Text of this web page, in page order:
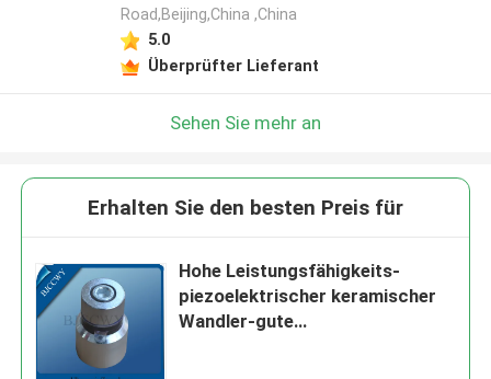
Road,Beijing,China ,China
5.0
Überprüfter Lieferant
Sehen Sie mehr an
Erhalten Sie den besten Preis für
Hohe Leistungsfähigkeits-
piezoelektrischer keramischer
Wandler-gute